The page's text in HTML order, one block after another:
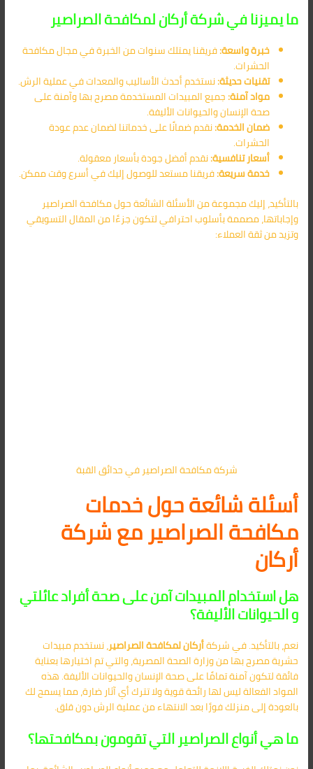
ما يميزنا في شركة أركان لمكافحة الصراصير
خبرة واسعة:فريقنا يمتلك سنوات من الخبرة في مجال مكافحة
الحشرات.
تقنيات حديثة:نستخدم أحدث الأساليب والمعدات في عملية الرش.
مواد آمنة:جميع المبيدات المستخدمة مصرح بها وآمنة على
صحة الإنسان والحيوانات الأليفة.
ضمان الخدمة:نقدم ضمانًا على خدماتنا لضمان عدم عودة
الحشرات.
أسعار تنافسية:نقدم أفضل جودة بأسعار معقولة.
خدمة سريعة:فريقنا مستعد للوصول إليك في أسرع وقت ممكن.
بالتأكيد، إليك مجموعة من الأسئلة الشائعة حول مكافحة الصراصير
وإجاباتها، مصممة بأسلوب احترافي لتكون جزءًا من المقال التسويقي
وتزيد من ثقة العملاء:
شركة مكافحة الصراصير في حدائق القبة
أسئلة شائعة حول خدمات
مكافحة الصراصير مع شركة
أركان
هل استخدام المبيدات آمن على صحة أفراد عائلتي
و الحيوانات الأليفة؟
نعم، بالتأكيد. في شركةأركان لمكافحة الصراصير، نستخدم مبيدات
حشرية مصرح بها من وزارة الصحة المصرية، والتي تم اختيارها بعناية
فائقة لتكون آمنة تمامًا على صحة الإنسان والحيوانات الأليفة. هذه
المواد الفعالة ليس لها رائحة قوية ولا تترك أي آثار ضارة، مما يسمح لك
بالعودة إلى منزلك فورًا بعد الانتهاء من عملية الرش دون قلق.
ما هي أنواع الصراصير التي تقومون بمكافحتها؟